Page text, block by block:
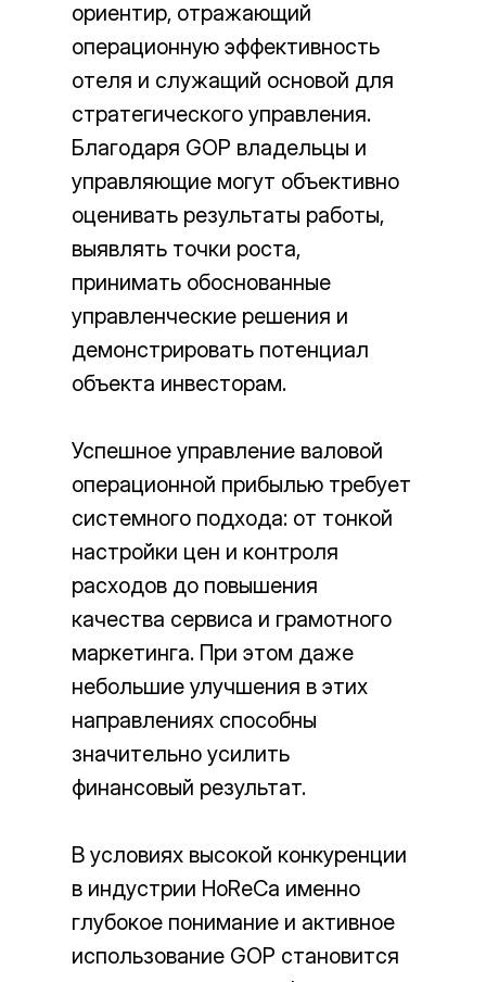
ориентир, отражающий
операционную эффективность
отеля и служащий основой для
стратегического управления.
Благодаря GOP владельцы и
управляющие могут объективно
оценивать результаты работы,
выявлять точки роста,
принимать обоснованные
управленческие решения и
демонстрировать потенциал
объекта инвесторам.
Успешное управление валовой
операционной прибылью требует
системного подхода: от тонкой
настройки цен и контроля
расходов до повышения
качества сервиса и грамотного
маркетинга. При этом даже
небольшие улучшения в этих
направлениях способны
значительно усилить
финансовый результат.
В условиях высокой конкуренции
в индустрии HoReCa именно
глубокое понимание и активное
использование GOP становится
109052, Москва,
ул. Подъемная, д. 12, стр. 1
гостиничный
альянс